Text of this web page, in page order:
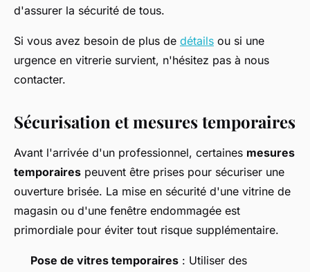
d'assurer la sécurité de tous.
Si vous avez besoin de plus de détails ou si une
urgence en vitrerie survient, n'hésitez pas à nous
contacter.
Sécurisation et mesures temporaires
Avant l'arrivée d'un professionnel, certaines mesures
temporaires peuvent être prises pour sécuriser une
ouverture brisée. La mise en sécurité d'une vitrine de
magasin ou d'une fenêtre endommagée est
primordiale pour éviter tout risque supplémentaire.
Pose de vitres temporaires : Utiliser des